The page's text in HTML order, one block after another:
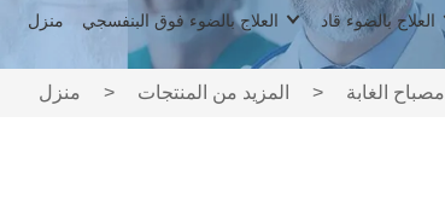
منزل العلاج بالضوء فوق البنفسجي العلاج بالضوء قاد
منزل > المزيد من المنتجات > مصباح الغابة